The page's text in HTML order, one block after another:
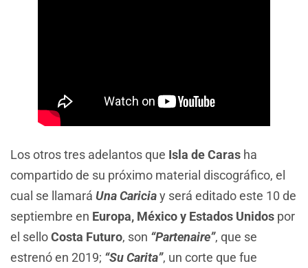
Los otros tres adelantos que Isla de Caras ha
compartido de su próximo material discográfico, el
cual se llamará Una Cariciay será editado este 10 de
septiembre en Europa, México y Estados Unidos por
el selloCosta Futuro, son “Partenaire”, que se
estrenó en 2019; “Su Carita”, un corte que fue